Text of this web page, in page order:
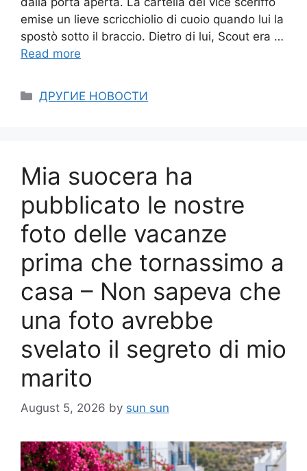
emise un lieve scricchiolio di cuoio quando lui la
spostò sotto il braccio. Dietro di lui, Scout era …
Read more
Categories
ДРУГИЕ НОВОСТИ
Mia suocera ha
pubblicato le nostre
foto delle vacanze
prima che tornassimo a
casa – Non sapeva che
una foto avrebbe
svelato il segreto di mio
marito
August 5, 2026 by sun sun